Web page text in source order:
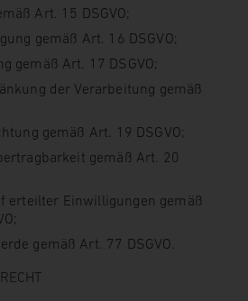
Art. 15 DSGVO;
gemäß Art. 16 DSGVO;
gemäß Art. 17 DSGVO;
der Verarbeitung gemäß
gemäß Art. 19 DSGVO;
gemäß Art. 20
erteilter Einwilligungen gemäß
gemäß Art. 77 DSGVO.